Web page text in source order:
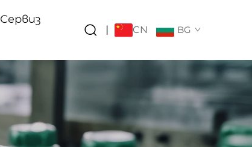
Сервиз
| CN BG